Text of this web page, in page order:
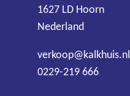
1627 LD Hoorn
Nederland
verkoop@kalkhuis.nl
0229-219 666